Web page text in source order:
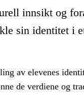
innsikt og
sin identitet i
av elevenes
de verdiene og